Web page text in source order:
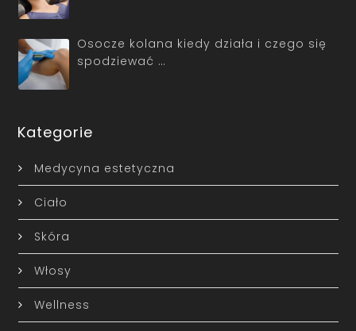
Osocze kolana kiedy działa i czego się
spodziewać …
Kategorie
Medycyna estetyczna
Ciało
Skóra
Włosy
Wellness